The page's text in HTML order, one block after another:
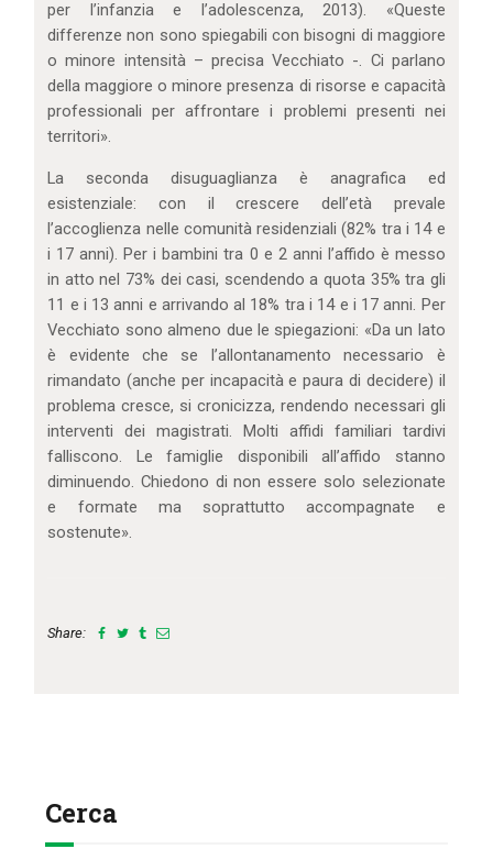
per l’infanzia e l’adolescenza, 2013). «Queste
differenze non sono spiegabili con bisogni di maggiore
o minore intensità – precisa Vecchiato -. Ci parlano
della maggiore o minore presenza di risorse e capacità
professionali per affrontare i problemi presenti nei
territori».
La seconda disuguaglianza è anagrafica ed
esistenziale: con il crescere dell’età prevale
l’accoglienza nelle comunità residenziali (82% tra i 14 e
i 17 anni). Per i bambini tra 0 e 2 anni l’affido è messo
in atto nel 73% dei casi, scendendo a quota 35% tra gli
11 e i 13 anni e arrivando al 18% tra i 14 e i 17 anni. Per
Vecchiato sono almeno due le spiegazioni: «Da un lato
è evidente che se l’allontanamento necessario è
rimandato (anche per incapacità e paura di decidere) il
problema cresce, si cronicizza, rendendo necessari gli
interventi dei magistrati. Molti affidi familiari tardivi
falliscono. Le famiglie disponibili all’affido stanno
diminuendo. Chiedono di non essere solo selezionate
e formate ma soprattutto accompagnate e
sostenute».
Share:
Cerca